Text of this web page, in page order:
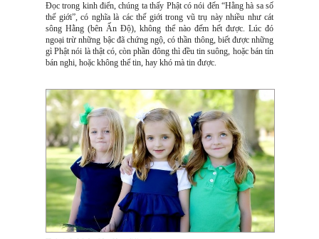
Đọc trong kinh điển, chúng ta thấy Phật có nói đến “Hằng hà sa số
thế giới”, có nghĩa là các thế giới trong vũ trụ này nhiều như cát
sông Hằng (bên Ấn Độ), không thể nào đếm hết được. Lúc đó
ngoại trừ những bậc đã chứng ngộ, có thần thông, biết được những
gì Phật nói là thật có, còn phần đông thì đều tin suông, hoặc bán tín
bán nghi, hoặc không thể tin, hay khó mà tin được.